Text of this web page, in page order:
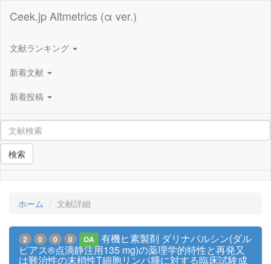
Ceek.jp Altmetrics (α ver.)
文献ランキング
新着文献
新着投稿
検索
ホーム 文献詳細
2 0 0 0 OA
有機ヒ素製剤 ダリナパルシン(ダル
ビアス®点滴静注用135 ‍mg)の薬理学的特性と再発又
は難治性の末梢性T細胞リンパ腫に対する臨床試験成